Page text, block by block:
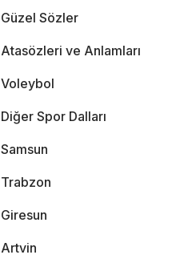
Güzel Sözler
Atasözleri ve Anlamları
Voleybol
Diğer Spor Dalları
Samsun
Trabzon
Giresun
Artvin